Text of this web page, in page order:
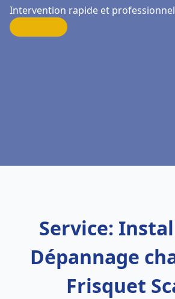
Intervention rapide et
Service:
Dépannage
Frisquet